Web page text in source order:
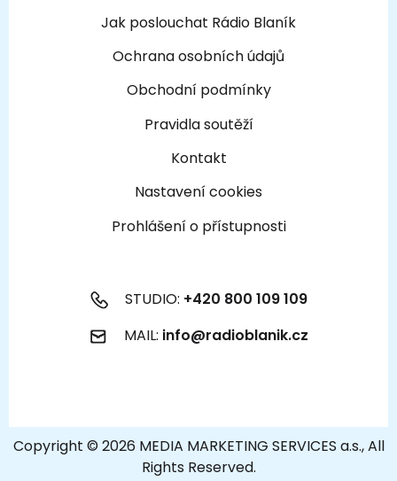
Jak poslouchat Rádio Blaník
Ochrana osobních údajů
Obchodní podmínky
Pravidla soutěží
Kontakt
Nastavení cookies
Prohlášení o přístupnosti
STUDIO: +420 800 109 109
MAIL: info@radioblanik.cz
Copyright © 2026 MEDIA MARKETING SERVICES a.s., All
Rights Reserved.